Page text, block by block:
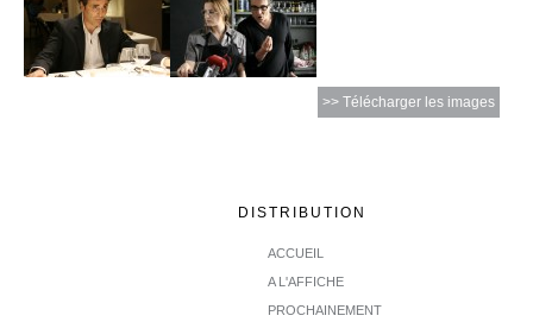
>> Télécharger les images
DISTRIBUTION
ACCUEIL
A L'AFFICHE
PROCHAINEMENT